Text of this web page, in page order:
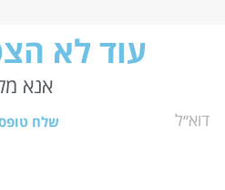
עוד לא
אנא
שלח